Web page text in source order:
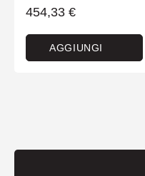
454,33 €
AGGIUNGI